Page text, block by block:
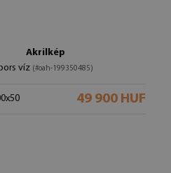
Akrilkép
bors víz (#oah-199350485)
49 900 HUF